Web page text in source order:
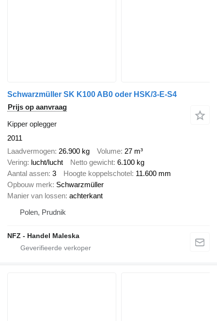
Schwarzmüller SK K100 AB0 oder HSK/3-E-S4
Prijs op aanvraag
Kipper oplegger
2011
Laadvermogen 26.900 kg Volume 27 m³
Vering lucht/lucht Netto gewicht 6.100 kg
Aantal assen 3 Hoogte koppelschotel 11.600 mm
Opbouw merk Schwarzmüller
Manier van lossen achterkant
Polen, Prudnik
NFZ - Handel Maleska